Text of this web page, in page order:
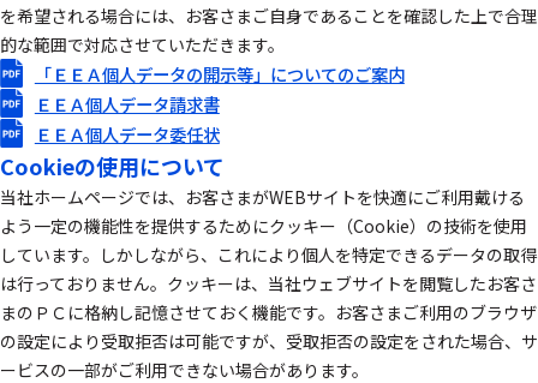
を希望される場合には、お客さまご自身であることを確認した上で合理
的な範囲で対応させていただきます。
「ＥＥＡ個人データの開示等」についてのご案内
ＥＥＡ個人データ請求書
ＥＥＡ個人データ委任状
Cookieの使用について
当社ホームページでは、お客さまがWEBサイトを快適にご利用戴ける
よう一定の機能性を提供するためにクッキー（Cookie）の技術を使用
しています。しかしながら、これにより個人を特定できるデータの取得
は行っておりません。クッキーは、当社ウェブサイトを閲覧したお客さ
まのＰＣに格納し記憶させておく機能です。お客さまご利用のブラウザ
の設定により受取拒否は可能ですが、受取拒否の設定をされた場合、サ
ービスの一部がご利用できない場合があります。